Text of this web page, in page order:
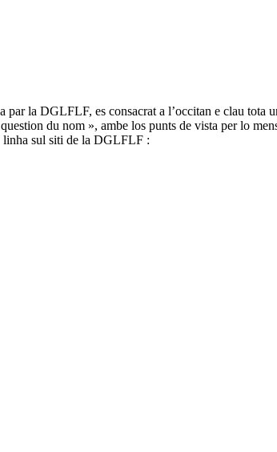
la DGLFLF, es consacrat a l’occitan e clau tota
du nom », ambe los punts de vista per lo
linha sul siti de la DGLFLF :